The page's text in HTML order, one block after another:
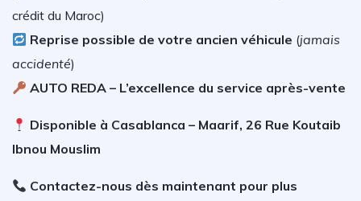
crédit du Maroc)
Reprise possible de votre ancien véhicule (jamais
accidenté)
AUTO REDA – L’excellence du service après-vente
Disponible à Casablanca – Maarif, 26 Rue Koutaib
Ibnou Mouslim
Contactez-nous dès maintenant pour plus